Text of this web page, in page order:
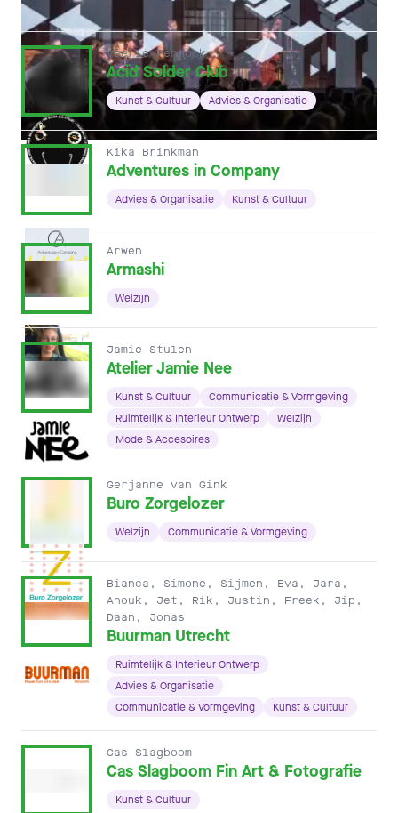
Veerle Pennock
Acid Solder Club
Kunst & Cultuur Advies & Organisatie
Kika Brinkman
Adventures in Company
Advies & Organisatie Kunst & Cultuur
Arwen
Armashi
Welzijn
Jamie Stulen
Atelier Jamie Nee
Kunst & Cultuur
Communicatie & Vormgeving
Ruimtelijk & Interieur Ontwerp
Welzijn
Mode & Accesoires
Gerjanne van Gink
Buro Zorgelozer
Welzijn Communicatie & Vormgeving
Bianca, Simone, Sijmen, Eva, Jara,
Anouk, Jet, Rik, Justin, Freek, Jip,
Daan, Jonas
Buurman Utrecht
Ruimtelijk & Interieur Ontwerp
Advies & Organisatie
Communicatie & Vormgeving
Kunst & Cultuur
Cas Slagboom
Cas Slagboom Fin Art & Fotografie
Kunst & Cultuur